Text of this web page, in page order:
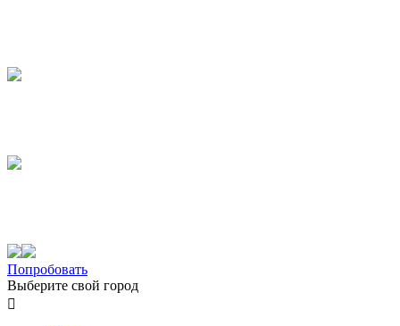
Попробовать
Выберите свой город
